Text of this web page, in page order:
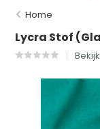
Home
Lycra Stof